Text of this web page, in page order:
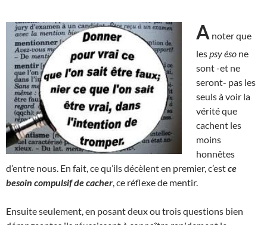
A noter que
lespsy éso ne
sont -et ne
seront- pas les
seuls à voir la
vérité que
cachent les
moins
honnêtes
d’entre nous. En fait, ce qu’ils décèlent en premier, c’estce
besoin compulsif de cacher , ce réflexe de mentir.
Ensuite seulement, en posant deux ou trois questions bien